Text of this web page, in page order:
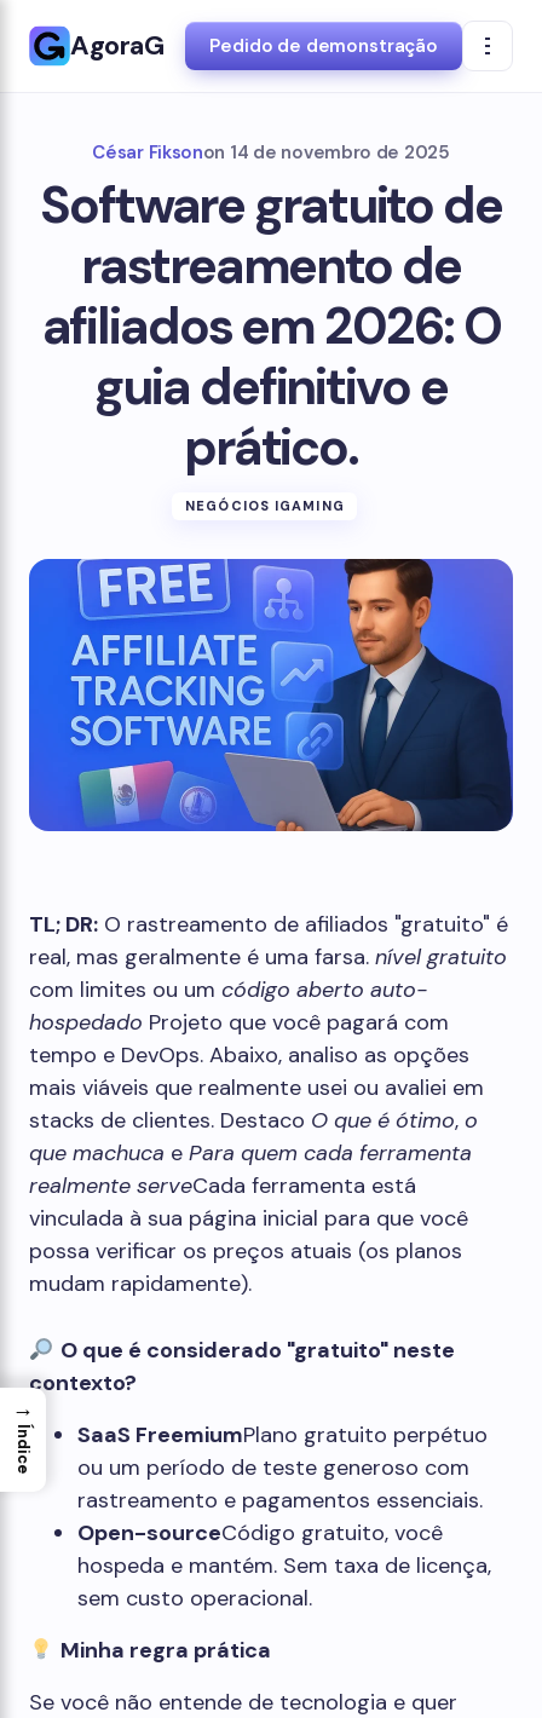
AgoraG Pedido de demonstração
César Fiksonon 14 de novembro de 2025
Software gratuito de
rastreamento de
afiliados em 2026: O
guia definitivo e
prático.
NEGÓCIOS IGAMING
TL; DR: O rastreamento de afiliados "gratuito" é
real, mas geralmente é uma farsa. nível gratuito
com limites ou um código aberto auto-
hospedado Projeto que você pagará com
tempo e DevOps. Abaixo, analiso as opções
mais viáveis ​​que realmente usei ou avaliei em
stacks de clientes. Destaco O que é ótimo, o
que machuca e Para quem cada ferramenta
realmente serveCada ferramenta está
vinculada à sua página inicial para que você
possa verificar os preços atuais (os planos
mudam rapidamente).
O que é considerado "gratuito" neste
contexto?
SaaS FreemiumPlano gratuito perpétuo
ou um período de teste generoso com
rastreamento e pagamentos essenciais.
Open-sourceCódigo gratuito, você
hospeda e mantém. Sem taxa de licença,
sem custo operacional.
Minha regra prática
Se você não entende de tecnologia e quer
→
Índice